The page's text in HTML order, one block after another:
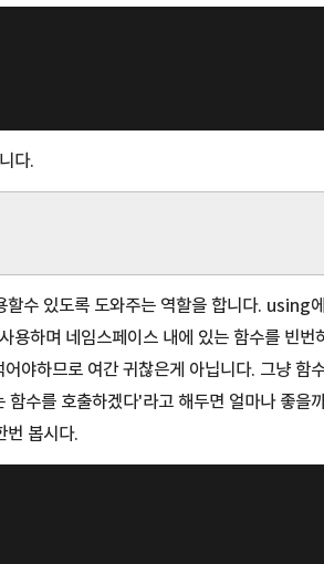
다.
수 있도록 도와주는 역할을 합니다. using
용하며 네임스페이스 내에 있는 함수를 빈번
야하므로 여간 귀찮은게 아닙니다. 그냥 함
수를 호출하겠다'라고 해두면 얼마나 좋을
번 봅시다.